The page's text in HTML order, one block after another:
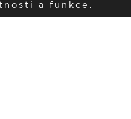
a funkce.